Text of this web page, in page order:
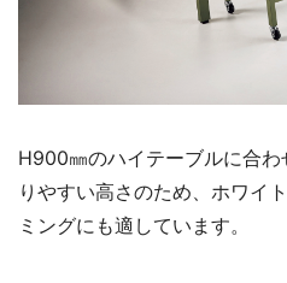
H900㎜のハイテーブルに合
りやすい高さのため、ホワイ
ミングにも適しています。